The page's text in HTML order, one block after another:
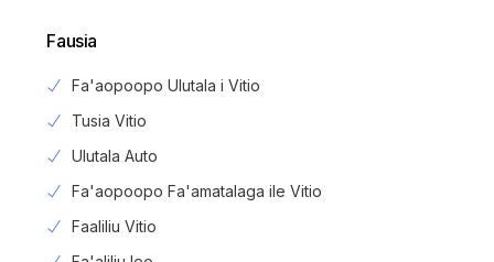
Fausia
Fa'aopoopo Ulutala i Vitio
Tusia Vitio
Ulutala Auto
Fa'aopoopo Fa'amatalaga ile Vitio
Faaliliu Vitio